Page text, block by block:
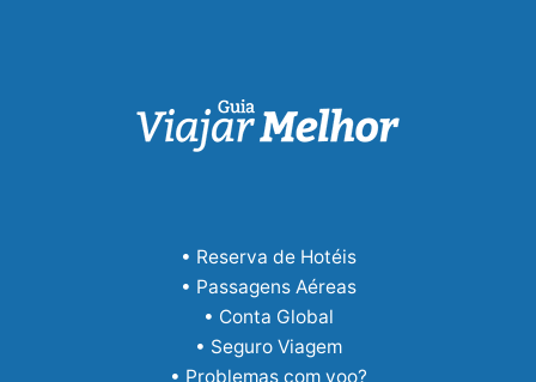
• Reserva de Hotéis
• Passagens Aéreas
• Conta Global
• Seguro Viagem
• Problemas com voo?